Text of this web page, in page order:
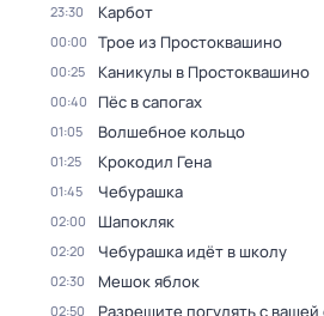
23:30 Карбот
00:00 Трое из Простоквашино
00:25 Каникулы в Простоквашино
00:40 Пёс в сапогах
01:05 Волшебное кольцо
01:25 Крокодил Гена
01:45 Чебурашка
02:00 Шапокляк
02:20 Чебурашка идёт в школу
02:30 Мешок яблок
02:50 Разрешите погулять с вашей